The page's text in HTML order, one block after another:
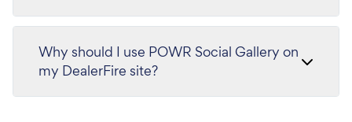
Why should I use POWR Social Gallery on
my DealerFire site?